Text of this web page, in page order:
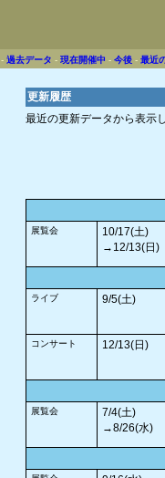
-過去データ -現在開催中 -今後 -最近
更新履歴
最近の更新データから表示
展覧会
10/17(土)
→12/13(日)
ライブ 9/5(土)
コンサート
12/13(日)
展覧会
7/4(土)
→8/26(水)